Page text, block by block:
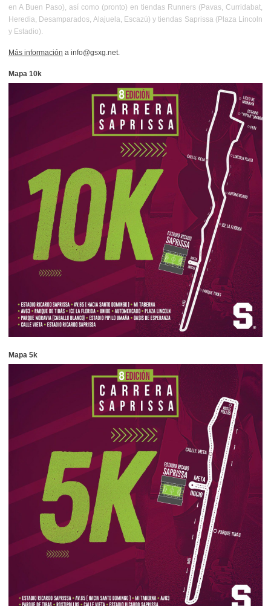
en A Buen Paso), así como (pronto) en tiendas Runners (Pavas, Curridabat,
Heredia, Desamparados, Alajuela, Escazú) y tiendas Saprissa (Plaza Lincoln
y Estadio).
Más información a info@gsxg.net.
Mapa 10k
Mapa 5k